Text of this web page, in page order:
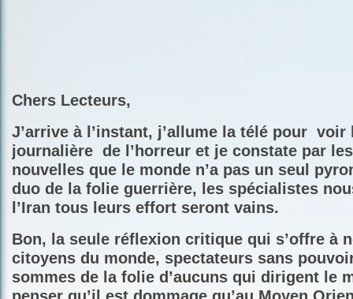
Chers Lecteurs,
J’arrive à l’instant, j’allume la télé pour voir
journalière de l’horreur et je constate par
nouvelles que le monde n’a pas un seul
duo de la folie guerrière, les spécialistes
l’Iran tous leurs effort seront vains.
Bon, la seule réflexion critique qui s’offre à
citoyens du monde, spectateurs sans
sommes de la folie d’aucuns qui dirigent le